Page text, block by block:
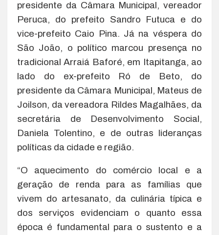
presidente da Câmara Municipal, vereador
Peruca, do prefeito Sandro Futuca e do
vice-prefeito Caio Pina. Já na véspera do
São João, o político marcou presença no
tradicional Arraiá Baforé, em Itapitanga, ao
lado do ex-prefeito Ró de Beto, do
presidente da Câmara Municipal, Mateus de
Joilson, da vereadora Rildes Magalhães, da
secretária de Desenvolvimento Social,
Daniela Tolentino, e de outras lideranças
políticas da cidade e região.
“O aquecimento do comércio local e a
geração de renda para as famílias que
vivem do artesanato, da culinária típica e
dos serviços evidenciam o quanto essa
época é fundamental para o sustento e a